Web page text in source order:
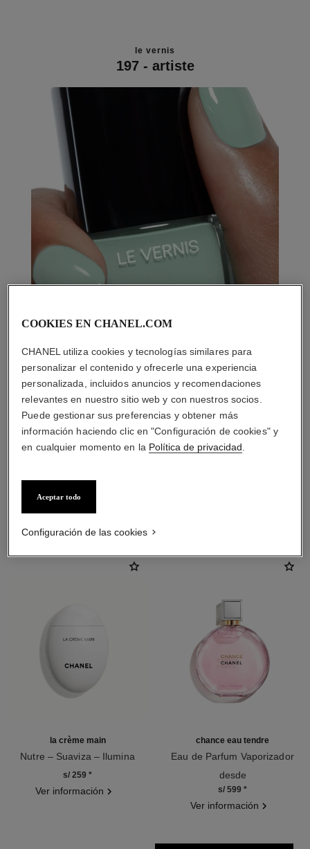
le vernis
197 - artiste
la crème main
Nutre – Suaviza – Ilumina
s/ 259 *
Ver información
chance eau tendre
Eau de Parfum Vaporizador
desde
s/ 599 *
Ver información
COOKIES EN CHANEL.COM
CHANEL utiliza cookies y tecnologías similares para
personalizar el contenido y ofrecerle una experiencia
personalizada, incluidos anuncios y recomendaciones
relevantes en nuestro sitio web y con nuestros socios.
Puede gestionar sus preferencias y obtener más
información haciendo clic en "Configuración de cookies" y
en cualquier momento en la Política de privacidad
Aceptar todo
Configuración de las cookies